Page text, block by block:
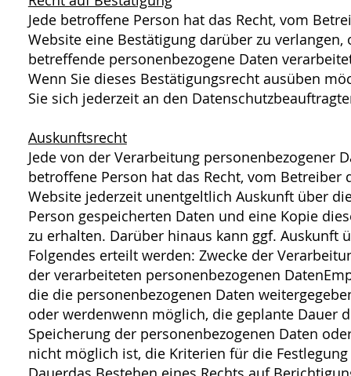
Jede betroffene Person hat das Recht, vom
Website eine Bestätigung darüber zu verlangen,
betreffende personenbezogene Daten
Wenn Sie dieses Bestätigungsrecht ausüben
Sie sich jederzeit an den
Auskunftsrecht
Jede von der Verarbeitung personenbezogener
betroffene Person hat das Recht, vom Betreiber
Website jederzeit unentgeltlich Auskunft über
Person gespeicherten Daten und eine Kopie
zu erhalten. Darüber hinaus kann ggf. Auskunft
Folgendes erteilt werden: Zwecke der
der verarbeiteten personenbezogenen
die die personenbezogenen Daten
oder werdenwenn möglich, die geplante Dauer
Speicherung der personenbezogenen Daten
nicht möglich ist, die Kriterien für die